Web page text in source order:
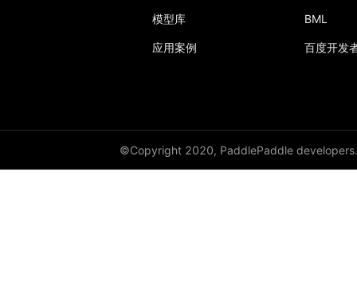
模型库
应用案例
BML
百度开发
©Copyright 2020, PaddlePaddle developers.